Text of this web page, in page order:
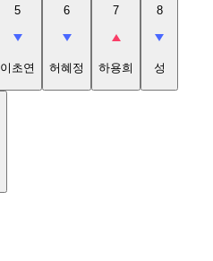
5
이초연
6
허혜정
7
하용희
8
성